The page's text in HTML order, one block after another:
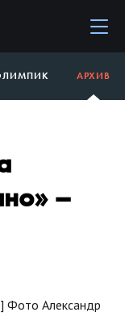
АРХИВ
–
Фото Александр